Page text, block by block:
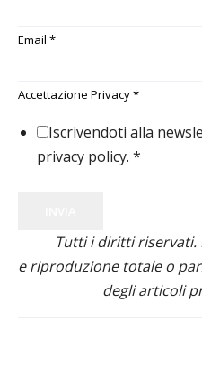
Email *
Accettazione Privacy*
Iscrivendoti alla
privacy policy. *
Tutti i diritti riservati.
e riproduzione totale o
degli articoli